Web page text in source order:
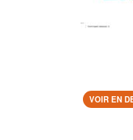
VOIR EN